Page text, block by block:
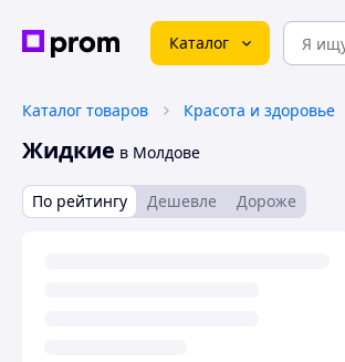
Каталог
Каталог товаров Красота и здоровье
Жидкие в Молдове
По рейтингу Дешевле Дороже